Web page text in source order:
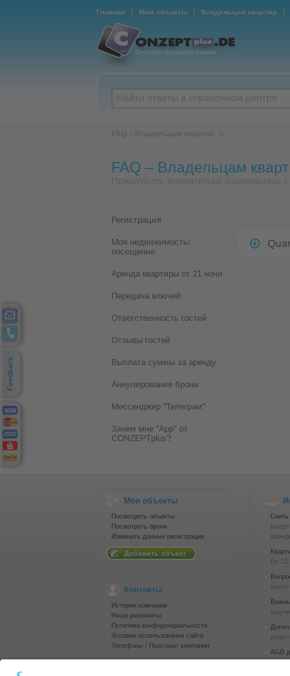
Главная | Мои объекты | Владельцам квартир |
Онлайн бронирование
FAQ – Владельцам
Регистрация
Moя недвижимость/
посещение
Аренда квартиры от 21 ночи
Передача ключей
Ответственность гостей
Отзывы гостей
Выплата суммы за аренду
Аннулирование брони
Мессенджер "Телеграм"
Зачем мне "Арр" от
CONZEPTplus?
Мои объекты
Посмотреть объекты
Посмотреть брони
Изменить данные регистрации
Добавить объект
Контакты
История компании
Наши реквизиты
Политика конфиденциальности
Условия использования сайта
Телефоны / Персонал компании
(от
AGB